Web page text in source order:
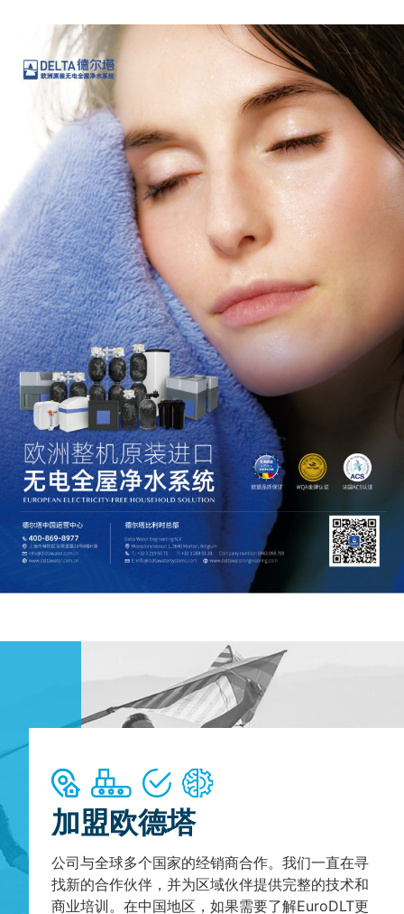
加盟欧德塔
公司与全球多个国家的经销商合作。我们一直在寻
找新的合作伙伴，并为区域伙伴提供完整的技术和
商业培训。在中国地区，如果需要了解EuroDLT更